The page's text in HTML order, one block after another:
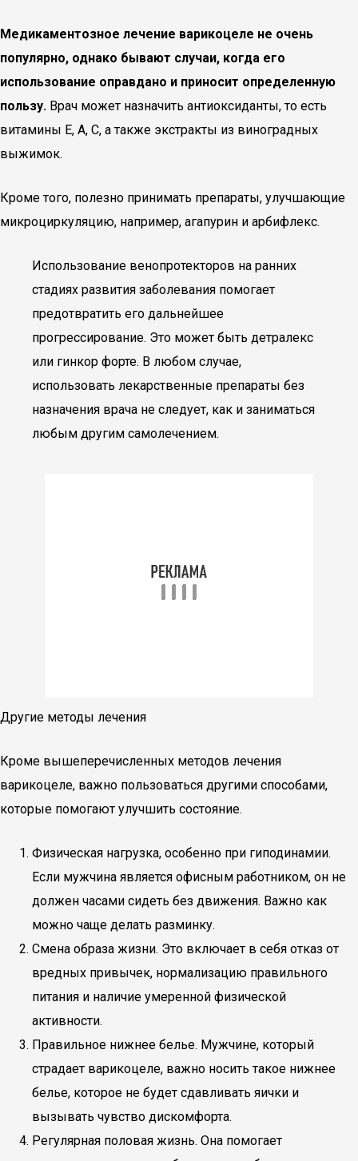
Медикаментозное лечение варикоцеле не очень
популярно, однако бывают случаи, когда его
использование оправдано и приносит определенную
пользу. Врач может назначить антиоксиданты, то есть
витамины Е, А, С, а также экстракты из виноградных
выжимок.
Кроме того, полезно принимать препараты, улучшающие
микроциркуляцию, например, агапурин и арбифлекс.
Использование венопротекторов на ранних
стадиях развития заболевания помогает
предотвратить его дальнейшее
прогрессирование. Это может быть детралекс
или гинкор форте. В любом случае,
использовать лекарственные препараты без
назначения врача не следует, как и заниматься
любым другим самолечением.
Другие методы лечения
Кроме вышеперечисленных методов лечения
варикоцеле, важно пользоваться другими способами,
которые помогают улучшить состояние.
Физическая нагрузка, особенно при гиподинамии.
Если мужчина является офисным работником, он не
должен часами сидеть без движения. Важно как
можно чаще делать разминку.
Смена образа жизни. Это включает в себя отказ от
вредных привычек, нормализацию правильного
питания и наличие умеренной физической
активности.
Правильное нижнее белье. Мужчине, который
страдает варикоцеле, важно носить такое нижнее
белье, которое не будет сдавливать яички и
вызывать чувство дискомфорта.
Регулярная половая жизнь. Она помогает